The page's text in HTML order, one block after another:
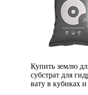
Купить землю
субстрат для
вату в кубиках и